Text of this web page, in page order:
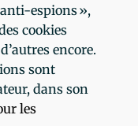
espions »,
cookies
encore.
sont
dans son
les